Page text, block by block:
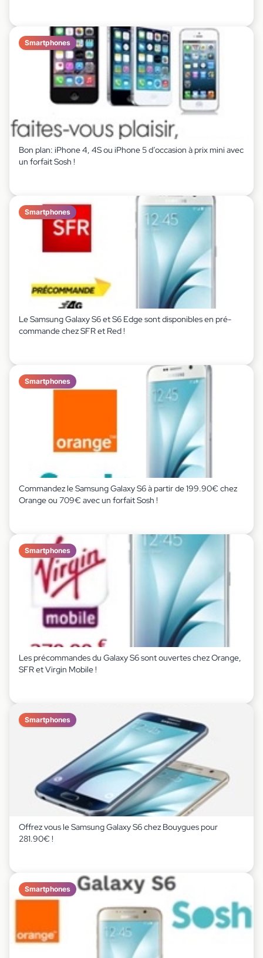
Smartphones
Bon plan: iPhone 4, 4S ou iPhone 5 d’occasion à prix mini avec
un forfait Sosh !
Smartphones
Le Samsung Galaxy S6 et S6 Edge sont disponibles en pré-
commande chez SFR et Red !
Smartphones
Commandez le Samsung Galaxy S6 à partir de 199.90€ chez
Orange ou 709€ avec un forfait Sosh !
Smartphones
Les précommandes du Galaxy S6 sont ouvertes chez Orange,
SFR et Virgin Mobile !
Smartphones
Offrez vous le Samsung Galaxy S6 chez Bouygues pour
281.90€ !
Smartphones